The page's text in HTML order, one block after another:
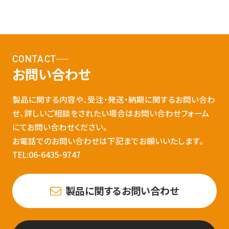
CONTACT
お問い合わせ
製品に関する内容や、受注・発送・納期に関するお問い合わ
せ、詳しいご相談をされたい場合はお問い合わせフォーム
にてお問い合わせください。
お電話でのお問い合わせは下記までお願いいたします。
TEL:06-6435-9747
製品に関するお問い合わせ